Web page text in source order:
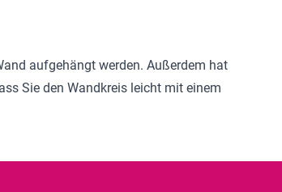
aufgehängt werden. Außerdem hat
Sie den Wandkreis leicht mit einem